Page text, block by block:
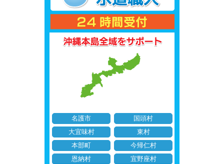
名護市
国頭村
大宜味村
東村
本部町
今帰仁村
恩納村
宜野座村